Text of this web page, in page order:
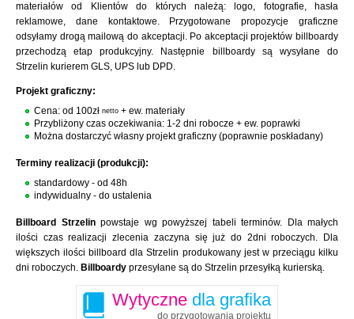
materiałów od Klientów do których należą: logo, fotografie, hasła
reklamowe, dane kontaktowe. Przygotowane propozycje graficzne
odsyłamy drogą mailową do akceptacji. Po akceptacji projektów billboardy
przechodzą etap produkcyjny. Następnie billboardy są wysyłane do
Strzelin kurierem GLS, UPS lub DPD.
Projekt graficzny:
Cena: od 100zł netto + ew. materiały
Przybliżony czas oczekiwania: 1-2 dni robocze + ew. poprawki
Można dostarczyć własny projekt graficzny (poprawnie poskładany)
Terminy realizacji (produkcji):
standardowy - od 48h
indywidualny - do ustalenia
Billboard Strzelinpowstaje wg powyższej tabeli terminów. Dla małych
ilości czas realizacji zlecenia zaczyna się już do 2dni roboczych. Dla
większych ilości billboard dla Strzelin produkowany jest w przeciągu kilku
dni roboczych. Billboardy przesyłane są do Strzelin przesyłką kurierską.
Wytyczne dla grafika
do przygotowania projektu